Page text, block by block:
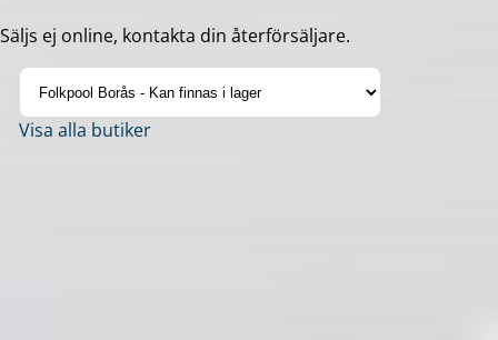
Säljs ej online, kontakta din återförsäljare.
Visa alla butiker